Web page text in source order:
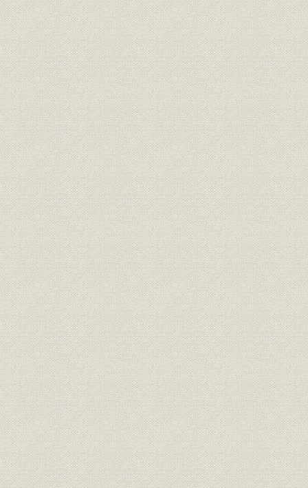
運航実績
第2章 海運市場の拡大
第1節 日清・日露戦争と海運業
日本海運業の拡大
社船の遠洋航路への進出
社外船主の台頭と三井物産
第2節 大阪商船の発展
1. 経営の近代化
中橋徳五郎の積極策
人材の登用
2. 戦争と航路の拡充
台湾航路の開設
韓国・清国・その他近海航路
日清汽船・朝鮮郵船の設立
北米航路の開設と船舶の建造
予備員制度の確立
3. 業績